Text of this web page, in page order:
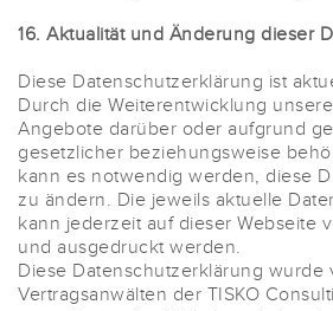
16. Aktualität und Änderung dieser
Diese Datenschutzerklärung ist
Durch die Weiterentwicklung
Angebote darüber oder aufgrund
gesetzlicher beziehungsweise
kann es notwendig werden, diese
zu ändern. Die jeweils aktuelle
kann jederzeit auf dieser Webseite
und ausgedruckt werden.
Diese Datenschutzerklärung wurde
Vertragsanwälten der TISKO